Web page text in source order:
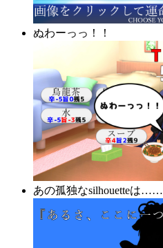
ぬわーっっ！！
あの孤独なsilhouetteは……